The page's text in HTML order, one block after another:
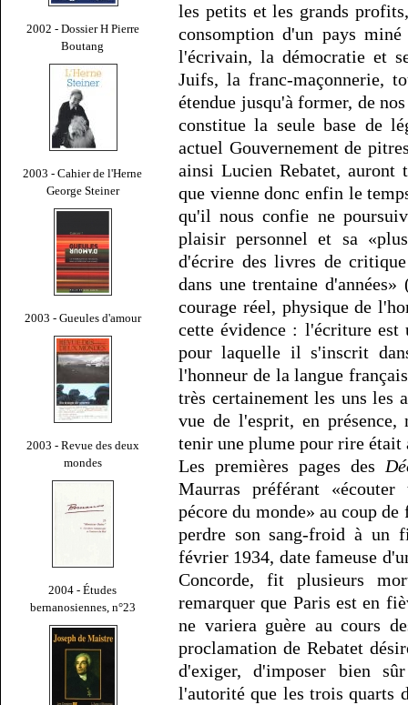
2002 - Dossier H Pierre
Boutang
2003 - Cahier de l'Herne
George Steiner
2003 - Gueules d'amour
2003 - Revue des deux
mondes
2004 - Études
bernanosiennes, n°23
les petits et les grands
consomption d'un pays
l'écrivain, la démocratie et
Juifs, la franc-maçonnerie,
étendue jusqu'à former, de
constitue la seule base de
actuel Gouvernement de
ainsi Lucien Rebatet, auront
que vienne donc enfin le
qu'il nous confie ne
plaisir personnel et sa
d'écrire des livres de
dans une trentaine
courage réel, physique de
cette évidence : l'écriture est
pour laquelle il s'inscrit
l'honneur de la langue
très certainement les uns les
vue de l'esprit, en
tenir une plume pour rire était
Les premières pages des
Maurras préférant
pécore du monde» au coup
perdre son sang-froid à un
février 1934, date fameuse
Concorde, fit plusieurs
remarquer que Paris est en
ne variera guère au cours
proclamation de Rebatet
d'exiger, d'imposer bien
l'autorité que les trois quarts